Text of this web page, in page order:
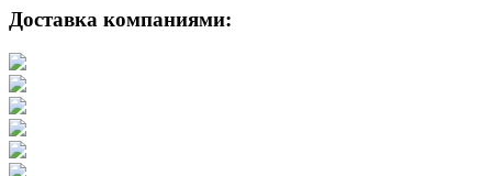
Доставка компаниями: